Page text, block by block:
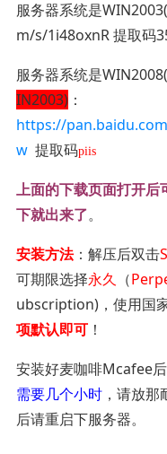
服务器系统是
m/s/1i48oxnR 提取码
服务器系统是
IN2003)：
https://
w提取码piis
上面的下载页面打开后
下就出来了。
安装方法：解压后双击
可期限选择永久 （
ubscription)，使用国
项默认即可！
安装好麦咖啡Mcafee
需要几个小时，请放那
后请重启下服务器。